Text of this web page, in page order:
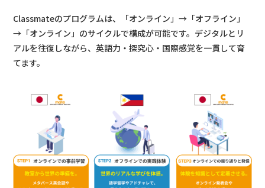
Classmateのプログラムは、「オンライン」→「オフライン」
→「オンライン」のサイクルで構成が可能です。 デジタルとリ
アルを往復しながら、英語力・探究心・国際感覚を一貫して育
てます。